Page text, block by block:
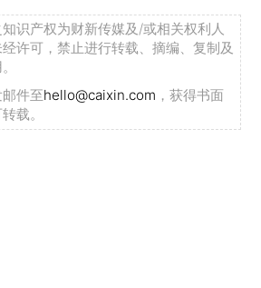
识产权为财新传媒及/或相关权利人
许可，禁止进行转载、摘编、复制及
件至hello@caixin.com ，获得书面
载。